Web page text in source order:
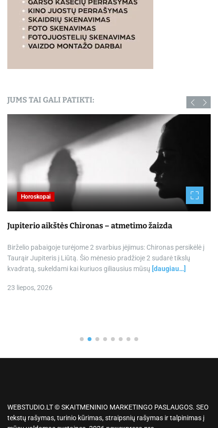
JUMS TAI GALI PATIKTI:
Horoskopai
Jupiterio aikštės Chironas – atmetimo žaizda
Birželio pabaigoje turėjome 2 svarbius įėjimus: Chironas persikėlė į
Taurąir Jupiteris į Liūtą. Šio mėnesio pradžioje 2 sudarė tikslų
kvadratą, sukeldami kai kuriuos giliausius mūsų [daugiau…]
23 liepos, 2026
WEBSTUDIO.LT © SKAITMENINIO MARKETINGO PASLAUGOS. SEO
tekstų rašymas, turinio kūrimas, straipsnių rašymas ir talpinimas į